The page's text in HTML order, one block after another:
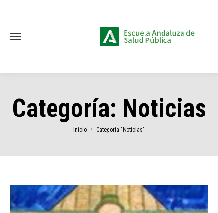
Categoría: Noticias
Estás aquí:
Inicio Categoría "Noticias"